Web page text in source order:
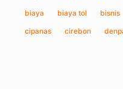
biaya
biaya tol bisnis
cipanas
cirebon